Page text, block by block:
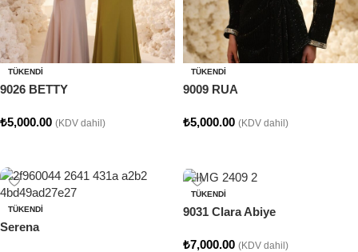
TÜKENDI
9026 BETTY
₺5,000.00 (KDV dahil)
TÜKENDI
9009 RUA
₺5,000.00 (KDV dahil)
TÜKENDI
Serena
TÜKENDI
9031 Clara Abiye
₺7,000.00 (KDV dahil)